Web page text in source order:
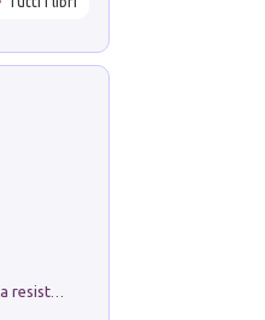
Memorial Santa Giulia. Sculture per la resistenza Monchio di Palagano